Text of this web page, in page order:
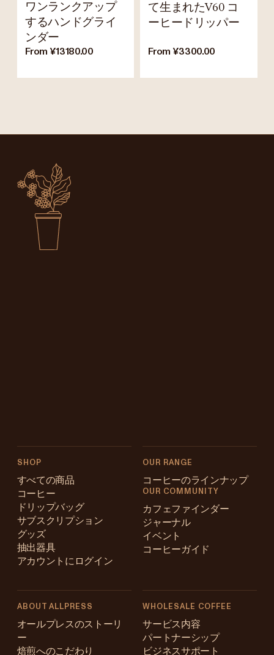
ワンランクアップ
するハンドグライ
ンダー
From ¥13180.00
て生まれたV60 コ
ーヒードリッパー
From ¥3300.00
SHOP
すべての商品
コーヒー
ドリップバッグ
サブスクリプション
グッズ
抽出器具
アカウントにログイン
OUR RANGE
コーヒーのラインナップ
OUR COMMUNITY
カフェファインダー
ジャーナル
イベント
コーヒーガイド
ABOUT ALLPRESS
オールプレスのストーリ
ー
焙煎へのこだわり
WHOLESALE COFFEE
サービス内容
パートナーシップ
ビジネスサポート
Australia
Japan (en)